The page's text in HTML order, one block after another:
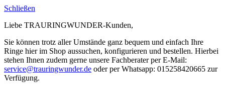
Schließen
Liebe TRAURINGWUNDER-Kunden,
Sie können trotz aller Umstände ganz bequem und einfach Ihre
Ringe hier im Shop aussuchen, konfigurieren und bestellen. Hierbei
stehen Ihnen zudem gerne unsere Fachberater per E-Mail:
service@trauringwunder.de oder per Whatsapp: 015258420665 zur
Verfügung.